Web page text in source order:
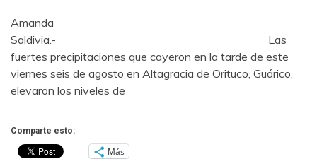
Amanda
Saldivia.- Las
fuertes precipitaciones que cayeron en la tarde de este
viernes seis de agosto en Altagracia de Orituco, Guárico,
elevaron los niveles de
Comparte esto:
Más